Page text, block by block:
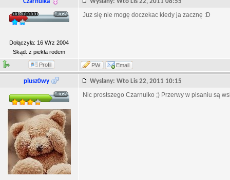
Dołączyła: 16 Wrz 2004
Skąd: z piekła rodem
Juz się nie mogę doczekac kiedy ja zacznę :D
Profil PW Email
plusz0wy Wysłany: Wto Lis 22, 2011 10:15
Nic prostszego Czarnulko ;) Przerwy w pisaniu są